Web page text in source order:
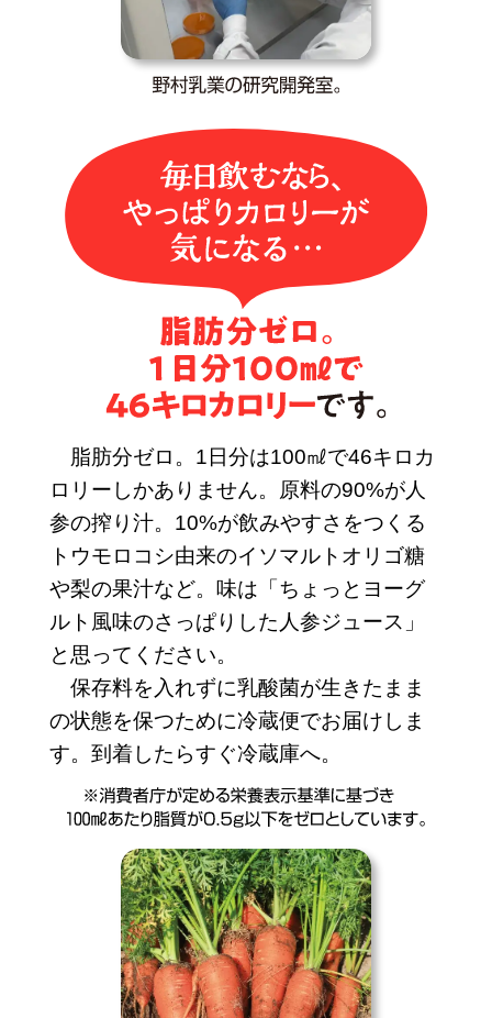
脂肪分ゼロ。1日分は100㎖で46キロカ
ロリーしかありません。原料の90%が人
参の搾り汁。10%が飲みやすさをつくる
トウモロコシ由来のイソマルトオリゴ糖
や梨の果汁など。味は「ちょっとヨーグ
ルト風味のさっぱりした人参ジュース」
と思ってください。
保存料を入れずに乳酸菌が生きたまま
の状態を保つために冷蔵便でお届けしま
す。到着したらすぐ冷蔵庫へ。